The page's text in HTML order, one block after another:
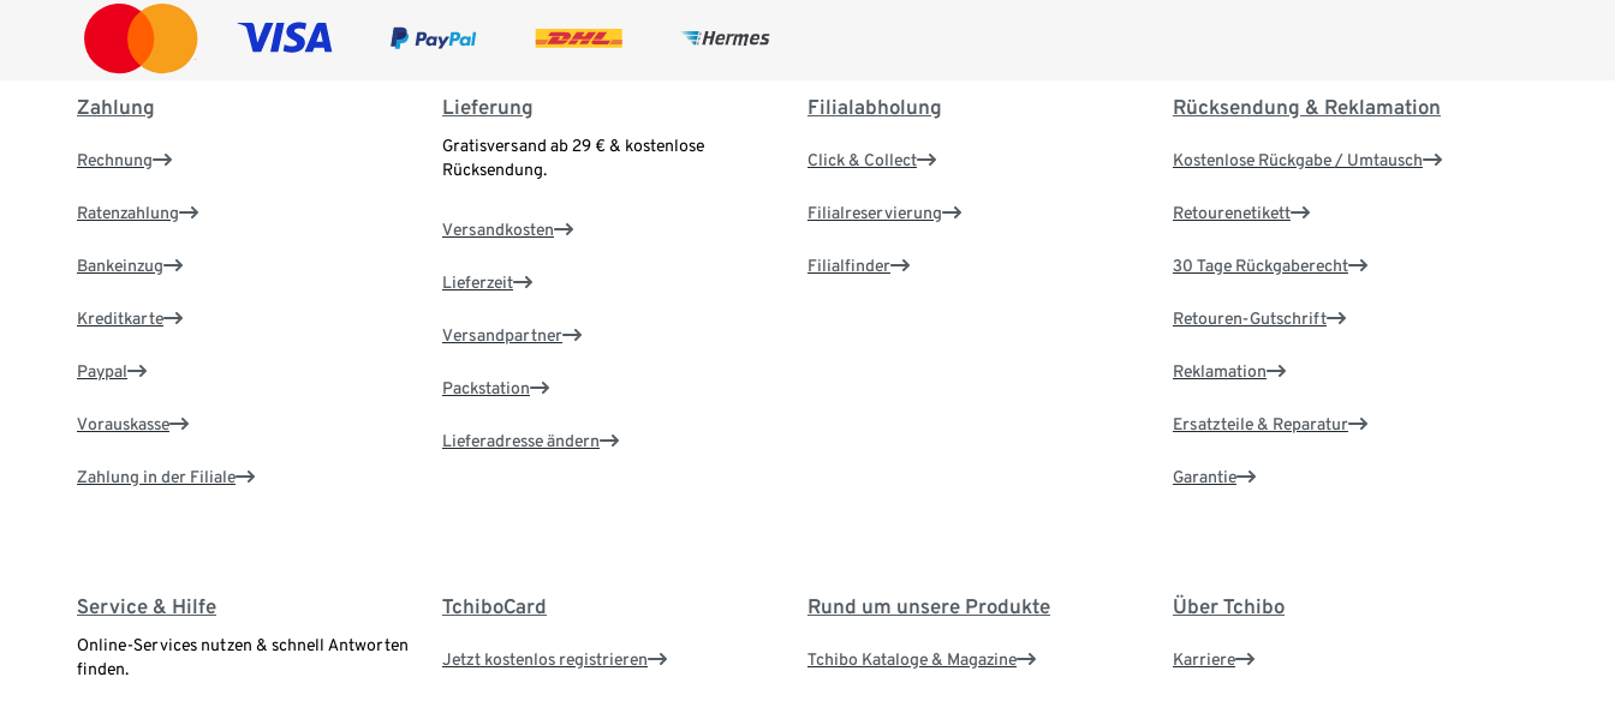
Zahlung
Rechnung
Ratenzahlung
Bankeinzug
Kreditkarte
Paypal
Vorauskasse
Zahlung in der Filiale
Lieferung
Gratisversand ab 29 € & kostenlose
Rücksendung.
Versandkosten
Lieferzeit
Versandpartner
Packstation
Lieferadresse ändern
Filialabholung
Click & Collect
Filialreservierung
Filialfinder
Rücksendung & Reklamation
Kostenlose Rückgabe / Umtausch
Retourenetikett
30 Tage Rückgaberecht
Retouren-Gutschrift
Reklamation
Ersatzteile & Reparatur
Garantie
Service & Hilfe
Online-Services nutzen & schnell Antworten
finden.
TchiboCard
Jetzt kostenlos registrieren
Rund um unsere Produkte
Tchibo Kataloge & Magazine
Über Tchibo
Karriere